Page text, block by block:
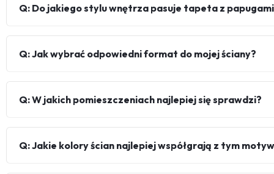
Q: Do jakiego stylu wnętrza pasuje tapeta z
Q: Jak wybrać odpowiedni format do mojej ściany?
Q: W jakich pomieszczeniach najlepiej się sprawdzi?
Q: Jakie kolory ścian najlepiej współgrają z tym